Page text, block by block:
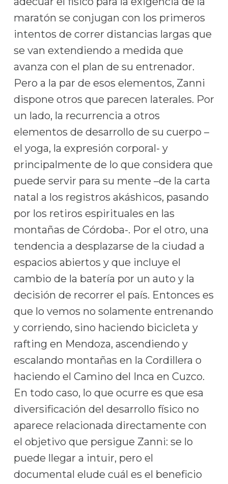
maratón se conjugan con los primeros
intentos de correr distancias largas que
se van extendiendo a medida que
avanza con el plan de su entrenador.
Pero a la par de esos elementos, Zanni
dispone otros que parecen laterales. Por
un lado, la recurrencia a otros
elementos de desarrollo de su cuerpo –
el yoga, la expresión corporal- y
principalmente de lo que considera que
puede servir para su mente –de la carta
natal a los registros akáshicos, pasando
por los retiros espirituales en las
montañas de Córdoba-. Por el otro, una
tendencia a desplazarse de la ciudad a
espacios abiertos y que incluye el
cambio de la batería por un auto y la
decisión de recorrer el país. Entonces es
que lo vemos no solamente entrenando
y corriendo, sino haciendo bicicleta y
rafting en Mendoza, ascendiendo y
escalando montañas en la Cordillera o
haciendo el Camino del Inca en Cuzco.
En todo caso, lo que ocurre es que esa
diversificación del desarrollo físico no
aparece relacionada directamente con
el objetivo que persigue Zanni: se lo
puede llegar a intuir, pero el
documental elude cuál es el beneficio